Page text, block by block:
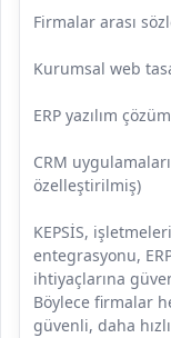
Firmalar arası
Kurumsal web
ERP yazılım
CRM
özelleştirilmiş)
KEPSİS,
entegrasyonu,
ihtiyaçlarına
Böylece firmalar
güvenli, daha